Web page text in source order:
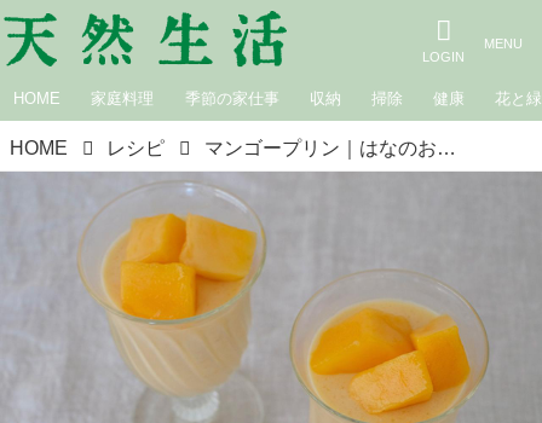
HOME 家庭料理 季節の家仕事 収納 掃除 健康 花と緑
HOME レシピ マンゴープリン｜はなのお菓子